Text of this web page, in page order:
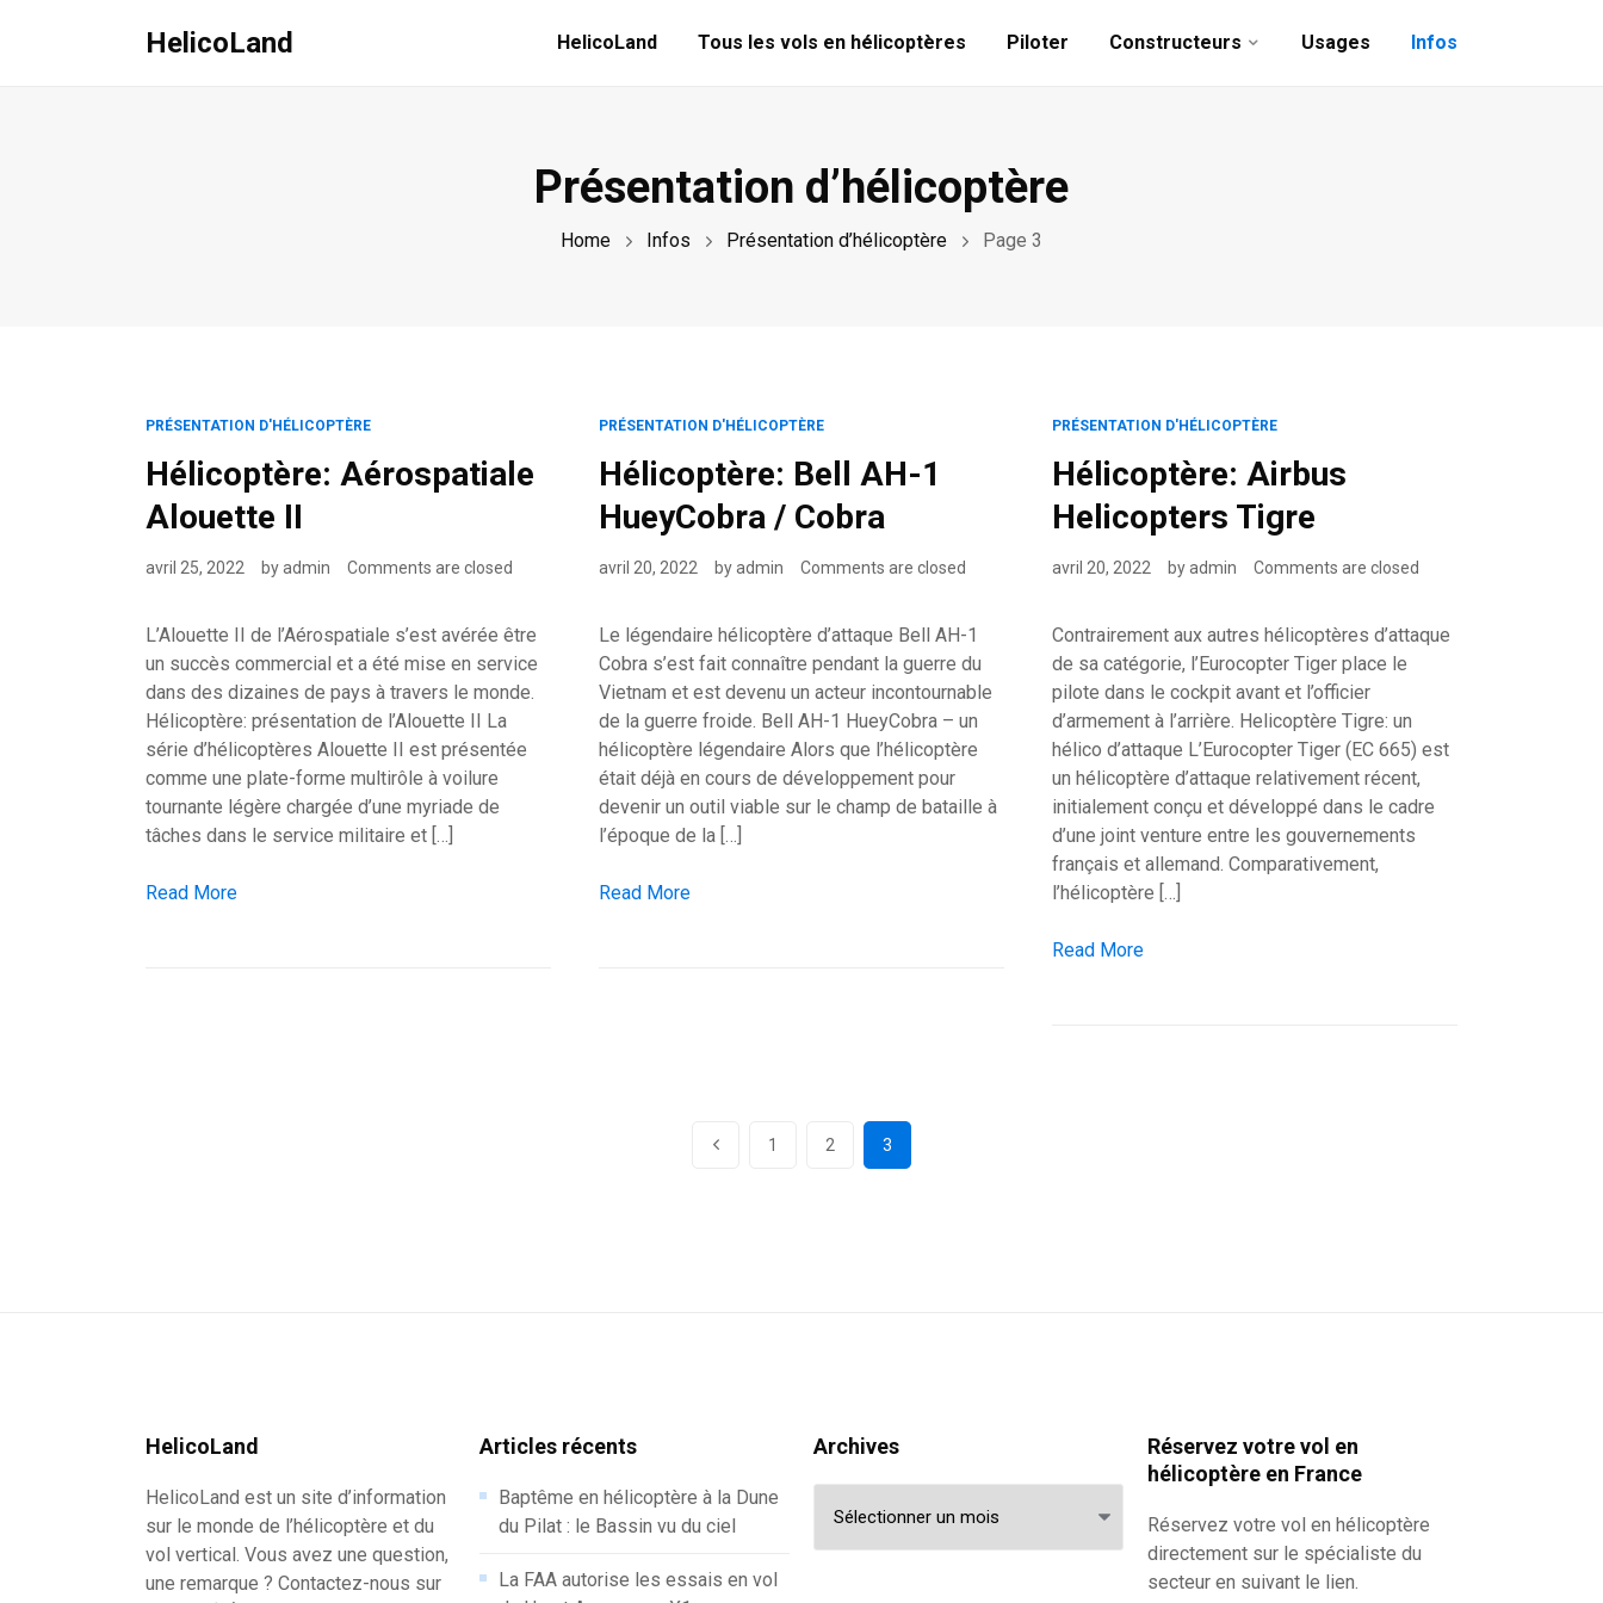
HelicoLand HelicoLand Tous les vols en hélicoptères Piloter Constructeurs Usages Infos
Présentation d’hélicoptère
Home Infos Présentation d’hélicoptère Page 3
PRÉSENTATION D'HÉLICOPTÈRE
Hélicoptère: Aérospatiale
Alouette II
avril 25, 2022 byadmin Comments are closed
L’Alouette II de l’Aérospatiale s’est avérée être
un succès commercial et a été mise en service
dans des dizaines de pays à travers le monde.
Hélicoptère: présentation de l’Alouette II La
série d’hélicoptères Alouette II est présentée
comme une plate-forme multirôle à voilure
tournante légère chargée d’une myriade de
tâches dans le service militaire et […]
Hélicoptère: Aérospatiale Alouette II
Read More
PRÉSENTATION D'HÉLICOPTÈRE
Hélicoptère: Bell AH-1
HueyCobra / Cobra
avril 20, 2022 byadmin Comments are closed
Le légendaire hélicoptère d’attaque Bell AH-1
Cobra s’est fait connaître pendant la guerre du
Vietnam et est devenu un acteur incontournable
de la guerre froide. Bell AH-1 HueyCobra – un
hélicoptère légendaire Alors que l’hélicoptère
était déjà en cours de développement pour
devenir un outil viable sur le champ de bataille à
l’époque de la […]
Hélicoptère: Bell AH-1 HueyCobra / Cobra
Read More
PRÉSENTATION D'HÉLICOPTÈRE
Hélicoptère: Airbus
Helicopters Tigre
avril 20, 2022 byadmin Comments are closed
Contrairement aux autres hélicoptères d’attaque
de sa catégorie, l’Eurocopter Tiger place le
pilote dans le cockpit avant et l’officier
d’armement à l’arrière. Helicoptère Tigre: un
hélico d’attaque L’Eurocopter Tiger (EC 665) est
un hélicoptère d’attaque relativement récent,
initialement conçu et développé dans le cadre
d’une joint venture entre les gouvernements
français et allemand. Comparativement,
l’hélicoptère […]
Hélicoptère: Airbus Helicopters Tigre
Read More
Previous Page
1 2 3
HelicoLand
HelicoLand est un site d’information
sur le monde de l’hélicoptère et du
vol vertical. Vous avez une question,
une remarque ? Contactez-nous sur
Articles récents
Baptême en hélicoptère à la Dune
du Pilat : le Bassin vu du ciel
La FAA autorise les essais en vol
Archives
Réservez votre vol en
hélicoptère en France
Réservez votre vol en hélicoptère
directement sur le spécialiste du
secteur en suivant le lien.